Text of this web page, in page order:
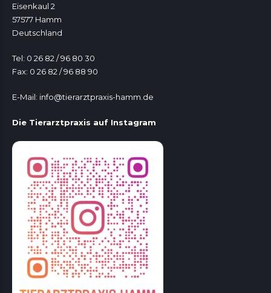
Eisenkaul 2
57577 Hamm
Deutschland
Tel: 0 26 82 / 96 80 30
Fax: 0 26 82 / 96 88 90
E-Mail: info@tierarztpraxis-hamm.de
Die Tierarztpraxis auf Instagram